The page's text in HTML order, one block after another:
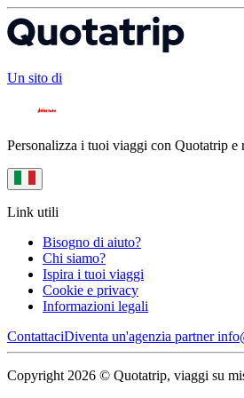
Un sito di
Personalizza i tuoi viaggi con Quotatrip e
Link utili
Bisogno di aiuto?
Chi siamo?
Ispira i tuoi viaggi
Cookie e privacy
Informazioni legali
ContattaciDiventa un'agenzia partner
Copyright 2026 © Quotatrip, viaggi su